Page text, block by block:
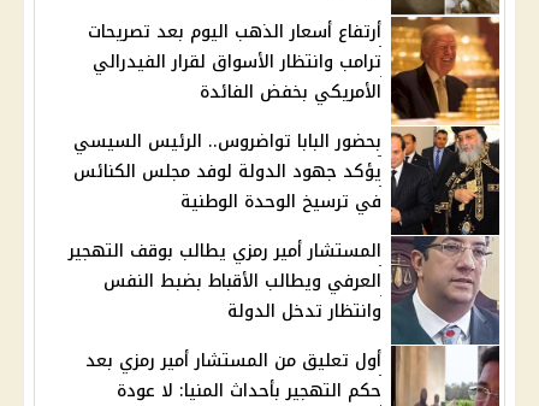
أرتفاع أسعار الذهب اليوم بعد تصريحات
ترامب وانتظار الأسواق لقرار الفيدرالي
الأمريكي بخفض الفائدة
بحضور البابا تواضروس.. الرئيس السيسي
يؤكد جهود الدولة لوفد مجلس الكنائس
في ترسيخ الوحدة الوطنية
المستشار أمير رمزي يطالب بوقف التهجير
العرفي ويطالب الأقباط بضبط النفس
وانتظار تدخل الدولة
أول تعليق من المستشار أمير رمزي بعد
حكم التهجير بأحداث المنيا: لا عودة